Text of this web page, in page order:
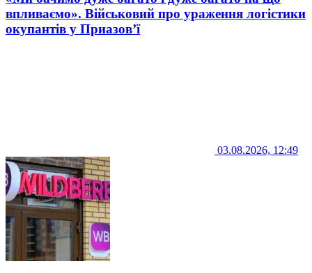
впливаємо». Військовий про ураження логістики
окупантів у Приазов’ї
03.08.2026, 12:49